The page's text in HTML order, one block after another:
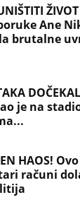
Ane
brutalne
je na
HAOS!
računi